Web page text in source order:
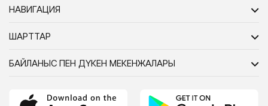
НАВИГАЦИЯ
ШАРТТАР
БАЙЛАНЫС ПЕН ДҮКЕН МЕКЕНЖАЛАРЫ